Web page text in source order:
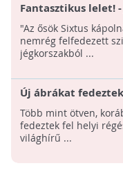
Fantasztikus lelet!
kápolnáját" találták
"Az ősök Sixtus
nemrég felfedezett
jégkorszakból ...
Új ábrákat
Több mint ötven,
fedeztek fel helyi
világhírű ...